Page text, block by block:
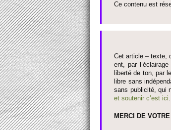
Ce contenu est
Cet article – texte,
ent, par
liberté de ton, par
libre sans
sans publi­cité, qui
et so­utenir c’est ici.
MERCI DE